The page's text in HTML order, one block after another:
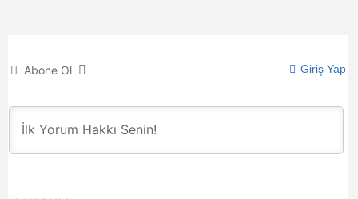
Abone Ol Giriş Yap